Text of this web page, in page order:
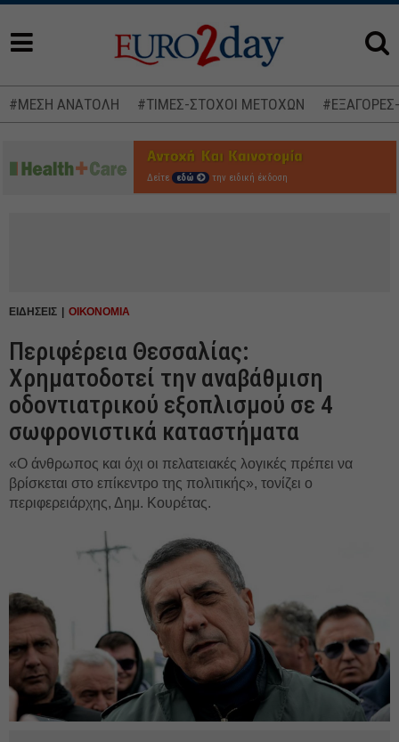
#ΜΕΣΗ ΑΝΑΤΟΛΗ #ΤΙΜΕΣ-ΣΤΟΧΟΙ ΜΕΤΟΧΩΝ
Δείτε εδώ την ειδική έκδοση
ΕΙΔΗΣΕΙΣ ΟΙΚΟΝΟΜΙΑ
Περιφέρεια Θεσσαλίας:
Χρηματοδοτεί την αναβάθμιση
οδοντιατρικού εξοπλισμού σε 4
σωφρονιστικά καταστήματα
«Ο άνθρωπος και όχι οι πελατειακές λογικές πρέπει να
βρίσκεται στο επίκεντρο της πολιτικής», τονίζει ο
περιφερειάρχης, Δημ. Κουρέτας.